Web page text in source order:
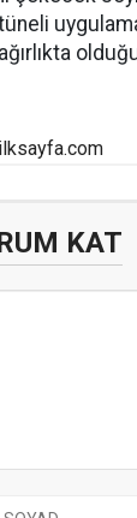
KAT